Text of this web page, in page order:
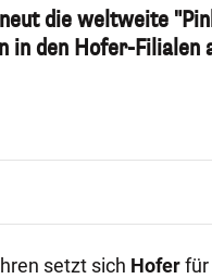
die weltweite
in den Hofer-Filialen
setzt sich Hoferfür